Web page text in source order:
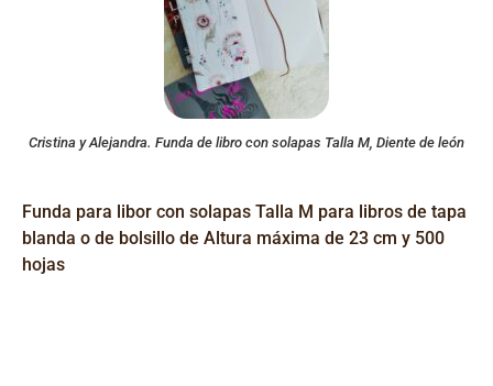
Cristina y Alejandra. Funda de libro con solapas Talla M, Diente de león
Funda para libor con solapas Talla M para libros de tapa
blanda o de bolsillo de Altura máxima de 23 cm y 500
hojas